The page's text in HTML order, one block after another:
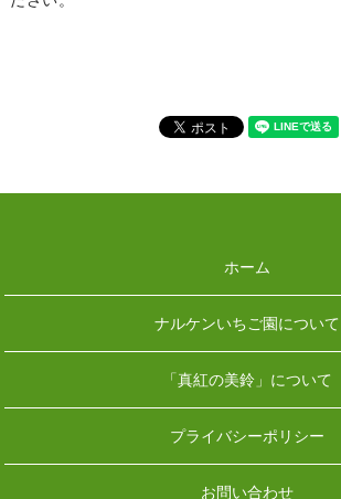
ホーム
ナルケンいちご園について
「真紅の美鈴」について
プライバシーポリシー
お問い合わせ